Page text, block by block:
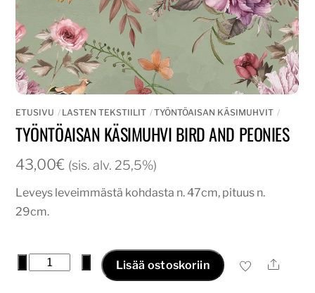
ETUSIVU LASTEN TEKSTIILIT TYÖNTÖAISAN KÄSIMUHVIT
TYÖNTÖAISAN KÄSIMUHVI BIRD AND PEONIES
43,00€ (sis. alv. 25,5%)
Leveys leveimmästä kohdasta n. 47cm, pituus n.
29cm.
Työntöaisan
Lisää ostoskoriin Ale